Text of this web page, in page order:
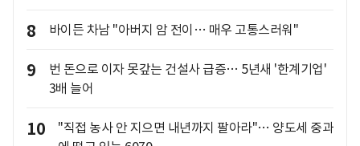
8 바이든 차남 "아버지 암 전이… 매우 고통스러워"
9
번 돈으로 이자 못갚는 건설사 급증… 5년새 '한계기업'
3배 늘어
10
"직접 농사 안 지으면 내년까지 팔아라"… 양도세 중과